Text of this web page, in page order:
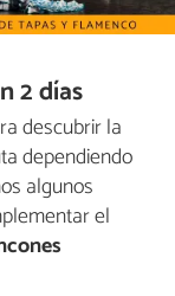
2 días
descubrir la
dependiendo
algunos
el